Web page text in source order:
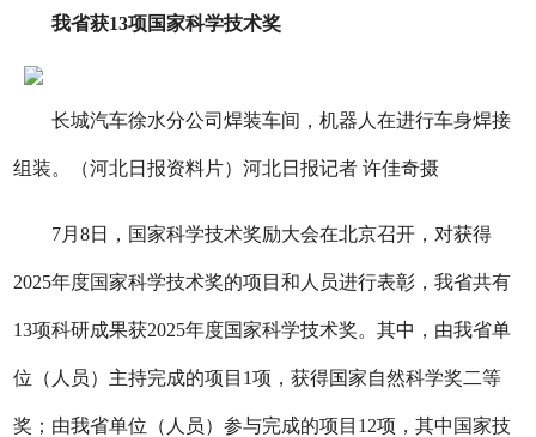
我省获13项国家科学技术奖
长城汽车徐水分公司焊装车间，机器人在进行车身焊接
组装。（河北日报资料片）河北日报记者 许佳奇摄
7月8日，国家科学技术奖励大会在北京召开，对获得
2025年度国家科学技术奖的项目和人员进行表彰，我省共有
13项科研成果获2025年度国家科学技术奖。其中，由我省单
位（人员）主持完成的项目1项，获得国家自然科学奖二等
奖；由我省单位（人员）参与完成的项目12项，其中国家技